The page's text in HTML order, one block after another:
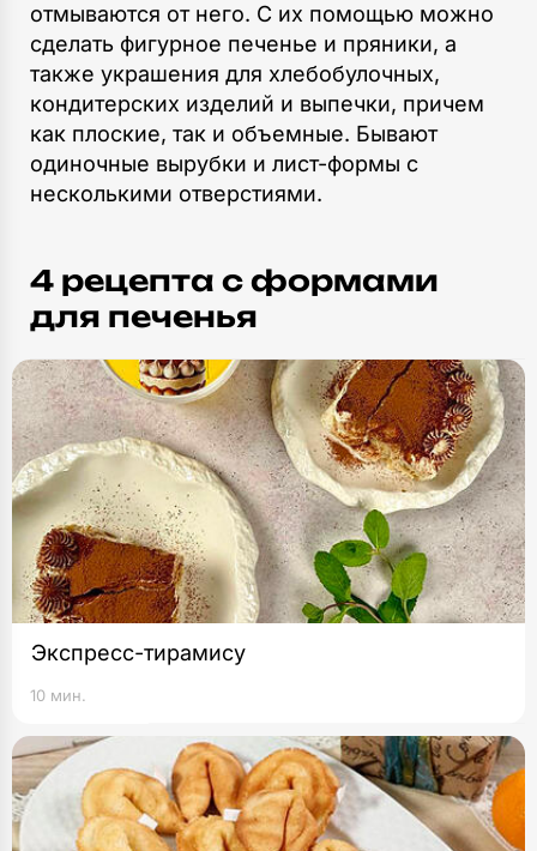
отмываются от него. С их помощью можно
сделать фигурное печенье и пряники, а
также украшения для хлебобулочных,
кондитерских изделий и выпечки, причем
как плоские, так и объемные. Бывают
одиночные вырубки и лист-формы с
несколькими отверстиями.
4 рецепта c формами
для печенья
Экспресс-тирамису
10 мин.